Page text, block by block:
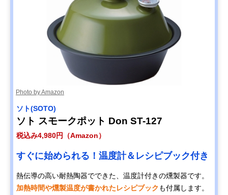
Photo by Amazon
ソト(SOTO)
ソト スモークポット Don ST-127
税込み4,980円（Amazon）
すぐに始められる！温度計＆レシピブック付き
熱伝導の高い耐熱陶器でできた、温度計付きの燻製器です。
加熱時間や燻製温度が書かれたレシピブック も付属します。